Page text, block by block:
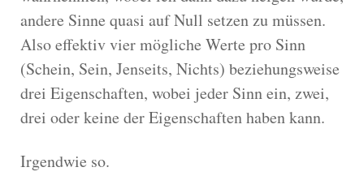
andere Sinne quasi auf Null setzen zu müssen.
Also effektiv vier mögliche Werte pro Sinn
(Schein, Sein, Jenseits, Nichts) beziehungsweise
drei Eigenschaften, wobei jeder Sinn ein, zwei,
drei oder keine der Eigenschaften haben kann.
Irgendwie so.